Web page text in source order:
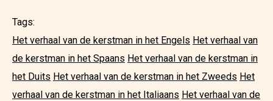
Tags:
Het verhaal van de kerstman in het Engels Het verhaal van
de kerstman in het Spaans Het verhaal van de kerstman in
het Duits Het verhaal van de kerstman in het Zweeds Het
verhaal van de kerstman in het Italiaans Het verhaal van de